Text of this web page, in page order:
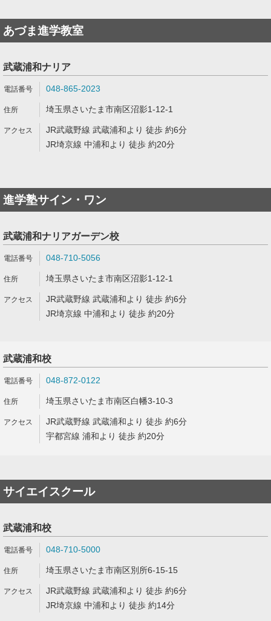
あづま進学教室
武蔵浦和ナリア
048-865-2023
埼玉県さいたま市南区沼影1-12-1
JR武蔵野線 武蔵浦和より 徒歩 約6分
JR埼京線 中浦和より 徒歩 約20分
進学塾サイン・ワン
武蔵浦和ナリアガーデン校
048-710-5056
埼玉県さいたま市南区沼影1-12-1
JR武蔵野線 武蔵浦和より 徒歩 約6分
JR埼京線 中浦和より 徒歩 約20分
武蔵浦和校
048-872-0122
埼玉県さいたま市南区白幡3-10-3
JR武蔵野線 武蔵浦和より 徒歩 約6分
宇都宮線 浦和より 徒歩 約20分
サイエイスクール
武蔵浦和校
048-710-5000
埼玉県さいたま市南区別所6-15-15
JR武蔵野線 武蔵浦和より 徒歩 約6分
JR埼京線 中浦和より 徒歩 約14分